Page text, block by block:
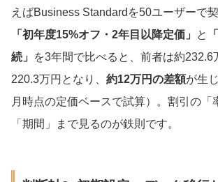
えばBusiness Standardを50ユーザーで契
「初年度15%オフ・2年目以降定価」
と
続」
を3年間で比べると、前者は約232.6
220.3万円となり、 約12万円の差額が生
月時点の定価ベースで試算）。割引の「
「期間」まで見るのが鉄則です。